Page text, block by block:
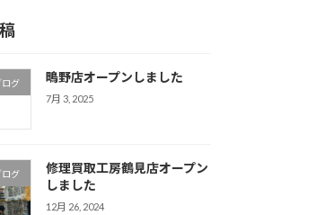
グ 鴫野店オープンしました
7月 3, 2025
グ
修理買取工房鶴見店オープン
しました
12月 26, 2024